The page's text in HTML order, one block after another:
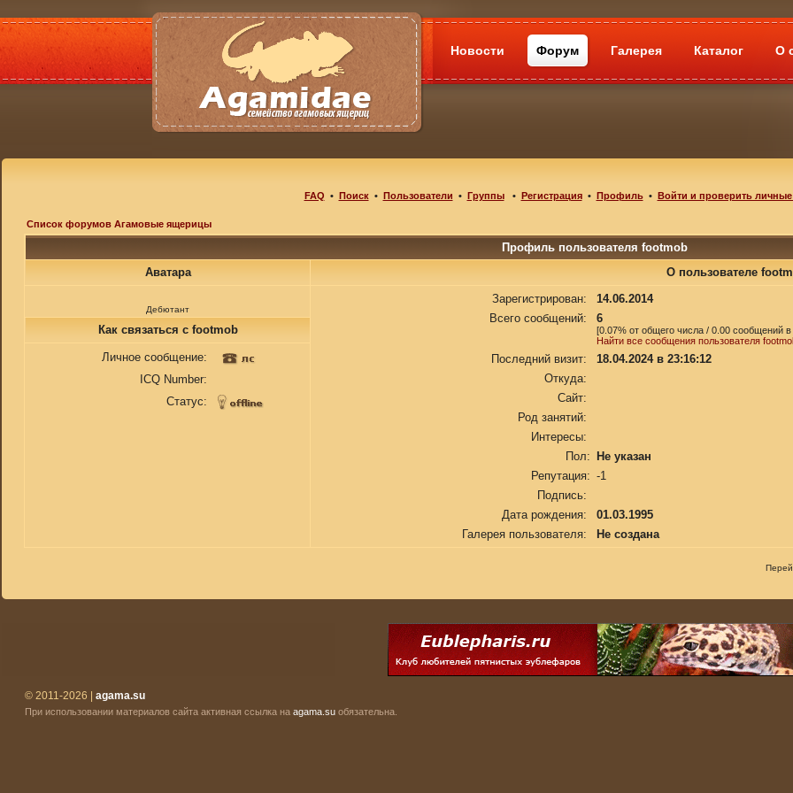
Новости Форум Галерея Каталог О
FAQ • Поиск• Пользователи • Группы• Регистрация• Профиль• Войти и проверить
Список форумов Агамовые ящерицы
Профиль пользователя footmob
Аватара
О пользователе
Дебютант
Зарегистрирован:
14.06.2014
Всего сообщений:
6
[0.07% от общего числа / 0.00 сообщений в
Найти все сообщения пользователя
Последний визит:
18.04.2024 в 23:16:12
Откуда:
Сайт:
Род занятий:
Интересы:
Пол:
Не указан
Репутация: -1
Подпись:
Дата рождения:
01.03.1995
Галерея пользователя:
Не создана
Как связаться с footmob
Личное сообщение:
ICQ Number:
Статус:
© 2011-2026 | agama.su
При использовании материалов сайта активная ссылка на agama.su обязательна.